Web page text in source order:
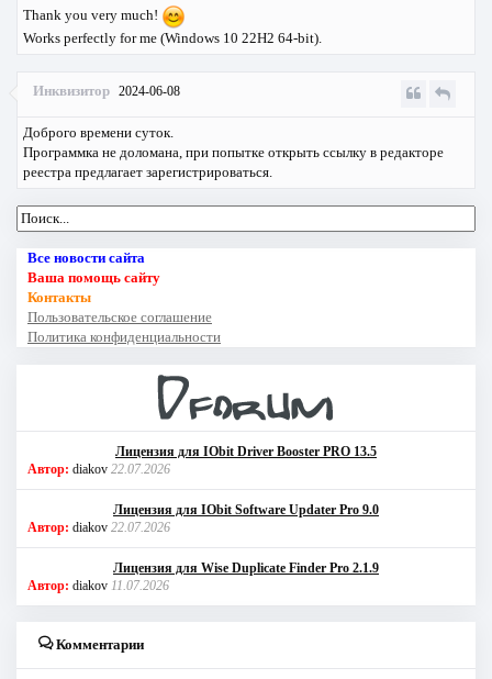
Thank you very much!
Works perfectly for me (Windows 10 22H2 64-bit).
Инквизитор 2024-06-08
Доброго времени суток.
Программка не доломана, при попытке открыть ссылку в редакторе
реестра предлагает зарегистрироваться.
Все новости сайта
Ваша помощь сайту
Контакты
Пользовательское соглашение
Политика конфиденциальности
Лицензия для IObit Driver Booster PRO 13.5
Автор: diakov 22.07.2026
Лицензия для IObit Software Updater Pro 9.0
Автор: diakov 22.07.2026
Лицензия для Wise Duplicate Finder Pro 2.1.9
Автор: diakov 11.07.2026
Комментарии